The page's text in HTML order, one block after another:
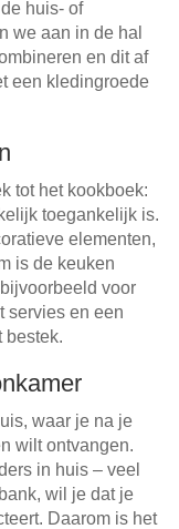
huis- of
we aan in de hal
en dit af
een kledingroede
tot het kookboek:
toegankelijk is.
elementen,
is de keuken
voor
servies en een
bestek.
waar je na je
wilt ontvangen.
in huis – veel
wil je dat je
Daarom is het